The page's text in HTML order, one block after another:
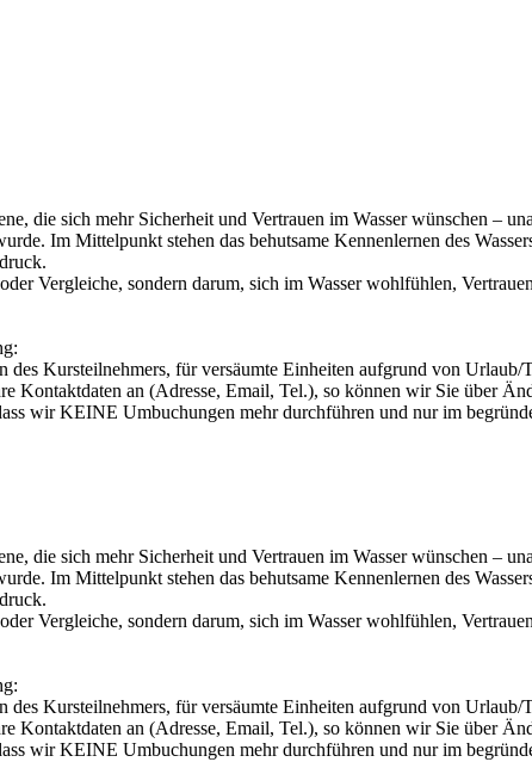
die sich mehr Sicherheit und Vertrauen im Wasser wünschen –
Im Mittelpunkt stehen das behutsame Kennenlernen des
Vergleiche, sondern darum, sich im Wasser wohlfühlen,
des Kursteilnehmers, für versäumte Einheiten aufgrund von
Kontaktdaten an (Adresse, Email, Tel.), so können wir Sie über
wir KEINE Umbuchungen mehr durchführen und nur im
die sich mehr Sicherheit und Vertrauen im Wasser wünschen –
Im Mittelpunkt stehen das behutsame Kennenlernen des
Vergleiche, sondern darum, sich im Wasser wohlfühlen,
des Kursteilnehmers, für versäumte Einheiten aufgrund von
Kontaktdaten an (Adresse, Email, Tel.), so können wir Sie über
wir KEINE Umbuchungen mehr durchführen und nur im